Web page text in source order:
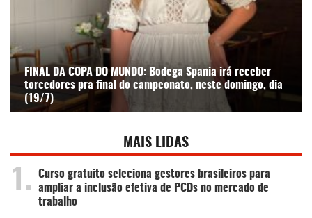
FINAL DA COPA DO MUNDO: Bodega Spania irá receber
torcedores pra final do campeonato, neste domingo, dia
(19/7)
MAIS LIDAS
1.
Curso gratuito seleciona gestores brasileiros para
ampliar a inclusão efetiva de PCDs no mercado de
trabalho